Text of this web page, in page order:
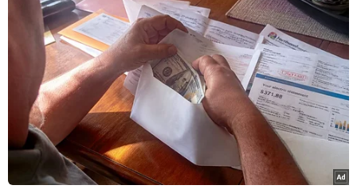
(Vietnam+)